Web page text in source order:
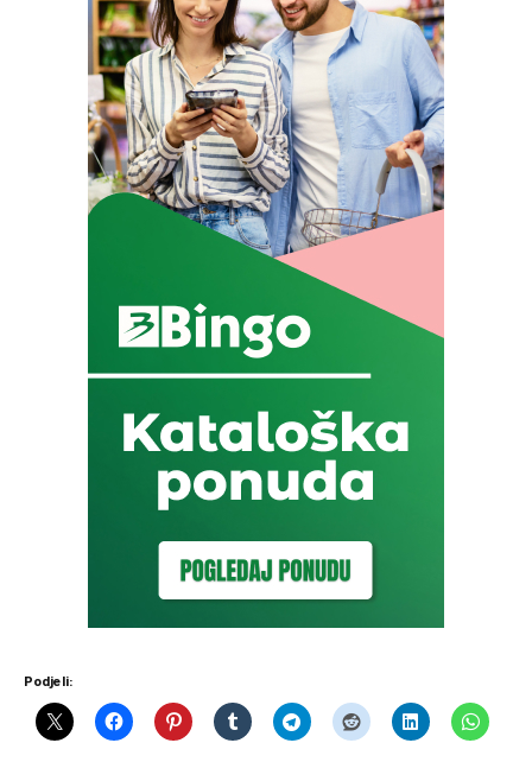
Podjeli: